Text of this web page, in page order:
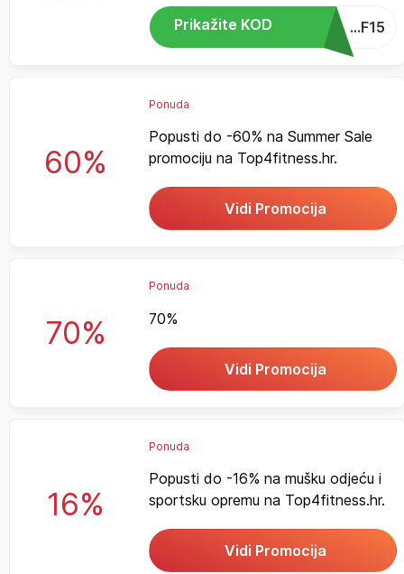
Prikažite KOD ...F15
60%
Ponuda
Popusti do -60% na Summer Sale
promociju na Top4fitness.hr.
Vidi Promocija
70%
Ponuda
70%
Vidi Promocija
16%
Ponuda
Popusti do -16% na mušku odjeću i
sportsku opremu na Top4fitness.hr.
Vidi Promocija